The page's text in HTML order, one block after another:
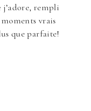
j’adore, rempli
vrais
que parfaite!